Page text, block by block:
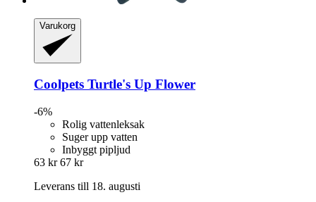
Varukorg
Coolpets Turtle's Up Flower
-6%
Rolig vattenleksak
Suger upp vatten
Inbyggt pipljud
63 kr 67 kr
Leverans till 18. augusti